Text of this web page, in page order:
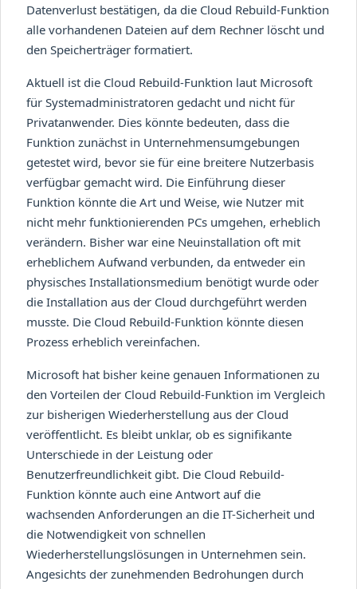
Datenverlust bestätigen, da die Cloud Rebuild-Funktion
alle vorhandenen Dateien auf dem Rechner löscht und
den Speicherträger formatiert.
Aktuell ist die Cloud Rebuild-Funktion laut Microsoft
für Systemadministratoren gedacht und nicht für
Privatanwender. Dies könnte bedeuten, dass die
Funktion zunächst in Unternehmensumgebungen
getestet wird, bevor sie für eine breitere Nutzerbasis
verfügbar gemacht wird. Die Einführung dieser
Funktion könnte die Art und Weise, wie Nutzer mit
nicht mehr funktionierenden PCs umgehen, erheblich
verändern. Bisher war eine Neuinstallation oft mit
erheblichem Aufwand verbunden, da entweder ein
physisches Installationsmedium benötigt wurde oder
die Installation aus der Cloud durchgeführt werden
musste. Die Cloud Rebuild-Funktion könnte diesen
Prozess erheblich vereinfachen.
Microsoft hat bisher keine genauen Informationen zu
den Vorteilen der Cloud Rebuild-Funktion im Vergleich
zur bisherigen Wiederherstellung aus der Cloud
veröffentlicht. Es bleibt unklar, ob es signifikante
Unterschiede in der Leistung oder
Benutzerfreundlichkeit gibt. Die Cloud Rebuild-
Funktion könnte auch eine Antwort auf die
wachsenden Anforderungen an die IT-Sicherheit und
die Notwendigkeit von schnellen
Wiederherstellungslösungen in Unternehmen sein.
Angesichts der zunehmenden Bedrohungen durch